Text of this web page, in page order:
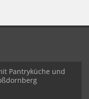
Pantryküche und